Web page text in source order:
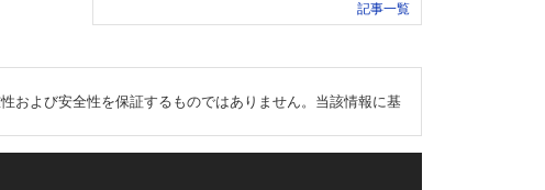
記事一覧
および安全性を保証するものではありません。当該情報に基